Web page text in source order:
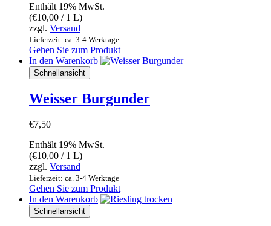
Enthält 19% MwSt.
(€10,00 / 1 L)
zzgl. Versand
Lieferzeit: ca. 3-4 Werktage
Gehen Sie zum Produkt
In den Warenkorb
Schnellansicht
Weisser Burgunder
€7,50
Enthält 19% MwSt.
(€10,00 / 1 L)
zzgl. Versand
Lieferzeit: ca. 3-4 Werktage
Gehen Sie zum Produkt
In den Warenkorb
Schnellansicht